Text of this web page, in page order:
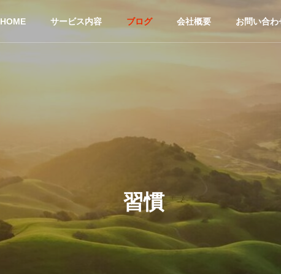
HOME サービス内容 ブログ 会社概要 お問い合わ
習慣